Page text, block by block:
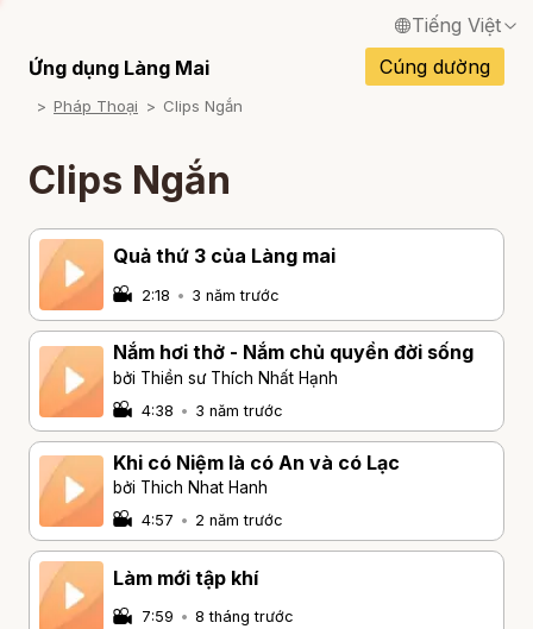
Tiếng Việt
English / Tiếng Anh
Français / Tiếng Pháp
Italiano / Tiếng Ý
Português / Tiếng Bồ Đào Nha
ภาษาไทย / Tiếng Thái
Ứng dụng Làng Mai Cúng dường
Pháp Thoại Clips Ngắn
Clips Ngắn
Quả thứ 3 của Làng mai
2:18 • 3 năm trước
Nắm hơi thở - Nắm chủ quyền đời sống
bởi Thiền sư Thích Nhất Hạnh
4:38 • 3 năm trước
Khi có Niệm là có An và có Lạc
bởi Thich Nhat Hanh
4:57 • 2 năm trước
Làm mới tập khí
7:59 • 8 tháng trước